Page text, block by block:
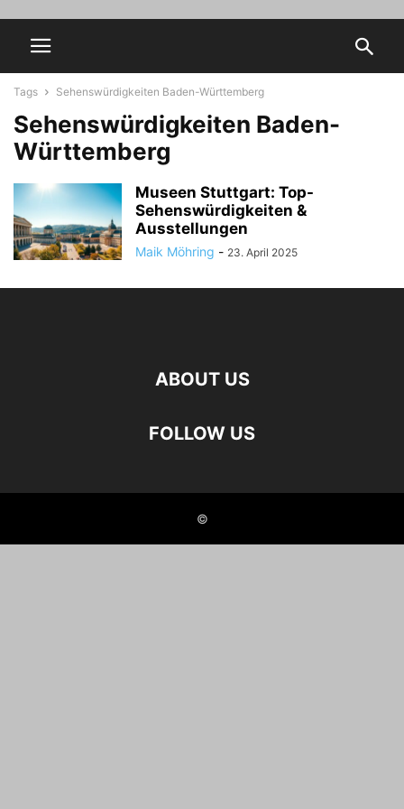
Tags Sehenswürdigkeiten Baden-Württemberg
Sehenswürdigkeiten Baden-
Württemberg
Museen Stuttgart: Top-
Sehenswürdigkeiten &
Ausstellungen
Maik Möhring - 23. April 2025
ABOUT US
FOLLOW US
©